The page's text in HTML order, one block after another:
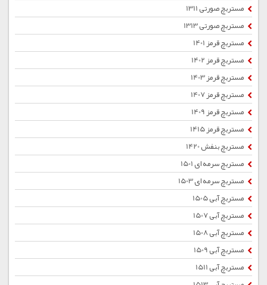
مستربچ صورتی 1311
مستربچ صورتی 1313
مستربچ قرمز 1401
مستربچ قرمز 1402
مستربچ قرمز 1403
مستربچ قرمز 1407
مستربچ قرمز 1409
مستربچ قرمز 1415
مستربچ بنفش 1420
مستربچ سرمه ای 1501
مستربچ سرمه ای 1503
مستربچ آبی 1505
مستربچ آبی 1507
مستربچ آبی 1508
مستربچ آبی 1509
مستربچ آبی 1511